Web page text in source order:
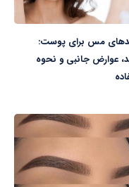
مس برای پوست:
عوارض جانبی و نحوه